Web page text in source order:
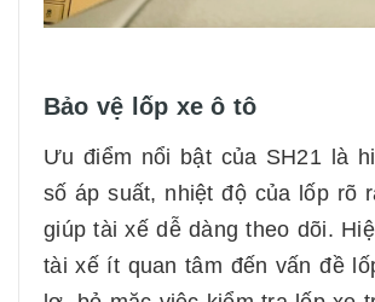
Bảo vệ lốp xe ô tô
Ưu điểm nổi bật của SH21 là
số áp suất, nhiệt độ của lốp rõ
giúp tài xế dễ dàng theo dõi.
tài xế ít quan tâm đến vấn đề